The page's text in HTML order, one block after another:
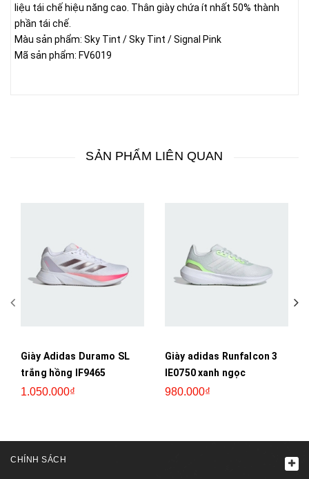
liệu tái chế hiệu năng cao. Thân giày chứa ít nhất 50% thành
phần tái chế.
Màu sản phẩm: Sky Tint / Sky Tint / Signal Pink
Mã sản phẩm: FV6019
SẢN PHẨM LIÊN QUAN
Giày Adidas Duramo SL
trắng hồng IF9465
1.050.000₫
Giày adidas Runfalcon 3
IE0750 xanh ngọc
980.000₫
CHÍNH SÁCH